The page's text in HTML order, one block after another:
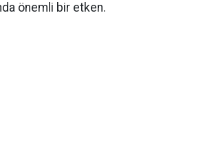
önemli bir etken.